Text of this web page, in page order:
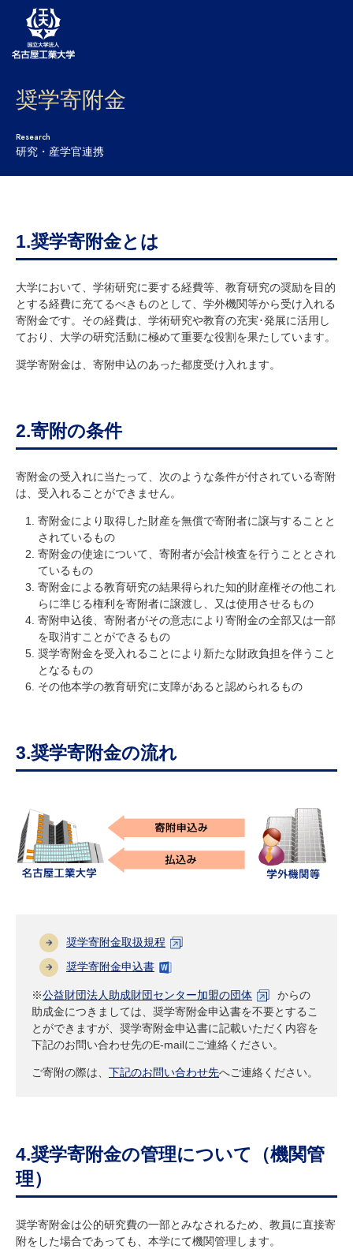
大学案内
学部・大学院・センター
研究・産学官連携
国際交流
研究・教員Navi
企業・研究者
アクセス
キャンパスマップ お問い合わせ English 資料請求
奨学寄附金
Research
研究・産学官連携
1.奨学寄附金とは
大学において、学術研究に要する経費等、教育研究の奨励を目的
とする経費に充てるべきものとして、学外機関等から受け入れる
寄附金です。その経費は、学術研究や教育の充実･発展に活用し
ており、大学の研究活動に極めて重要な役割を果たしています。
奨学寄附金は、寄附申込のあった都度受け入れます。
2.寄附の条件
寄附金の受入れに当たって、次のような条件が付されている寄附
は、受入れることができません。
寄附金により取得した財産を無償で寄附者に譲与することと
されているもの
寄附金の使途について、寄附者が会計検査を行うこととされ
ているもの
寄附金による教育研究の結果得られた知的財産権その他これ
らに準じる権利を寄附者に譲渡し、又は使用させるもの
寄附申込後、寄附者がその意志により寄附金の全部又は一部
を取消すことができるもの
奨学寄附金を受入れることにより新たな財政負担を伴うこと
となるもの
その他本学の教育研究に支障があると認められるもの
3.奨学寄附金の流れ
奨学寄附金取扱規程
奨学寄附金申込書
※公益財団法人助成財団センター加盟の団体
からの
助成金につきましては、奨学寄附金申込書を不要とするこ
とができますが、奨学寄附金申込書に記載いただく内容を
下記のお問い合わせ先のE-mailにご連絡ください。
ご寄附の際は、 下記のお問い合わせ先へご連絡ください。
4.奨学寄附金の管理について（機関管
理）
奨学寄附金は公的研究費の一部とみなされるため、教員に直接寄
附をした場合であっても、本学にて機関管理します。